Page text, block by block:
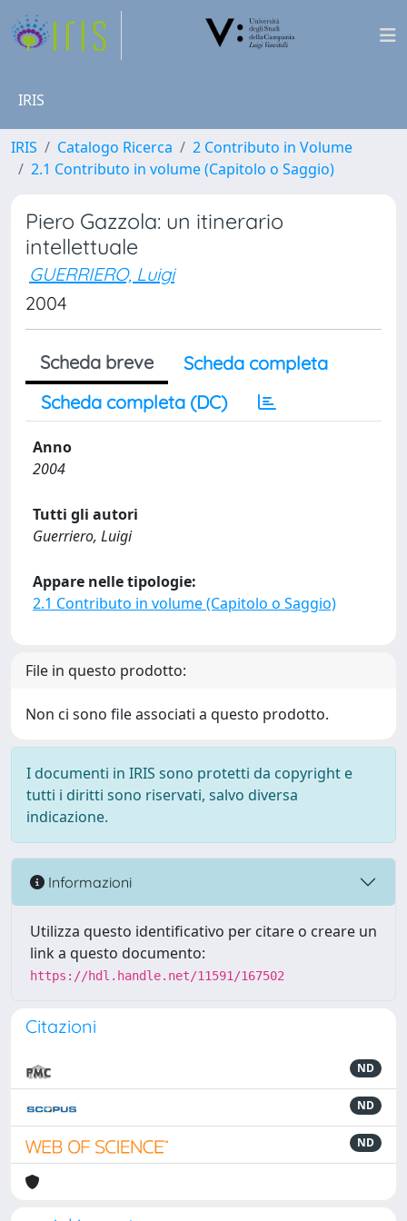
IRIS
IRIS Catalogo Ricerca
2 Contributo in Volume
2.1 Contributo in volume (Capitolo o Saggio)
Piero Gazzola: un itinerario
intellettuale
GUERRIERO, Luigi
2004
Scheda breve
Scheda completa
Scheda completa (DC)
Anno
2004
Tutti gli autori
Guerriero, Luigi
Appare nelle tipologie:
2.1 Contributo in volume (Capitolo o Saggio)
File in questo prodotto:
Non ci sono file associati a questo prodotto.
I documenti in IRIS sono protetti da copyright e
tutti i diritti sono riservati, salvo diversa
indicazione.
Informazioni
Utilizza questo identificativo per citare o creare un
link a questo documento:
https://hdl.handle.net/11591/167502
Citazioni
ND
ND
ND